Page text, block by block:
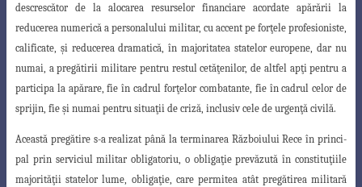
descrescător de la alocarea resurselor financiare acordate apărării la
reducerea numerică a personalului militar, cu accent pe forţele profesioniste,
calificate, şi reducerea dramatică, în majoritatea statelor europene, dar nu
numai, a pregătirii militare pentru restul cetăţenilor, de altfel apţi pentru a
participa la apărare, fie în cadrul forţelor combatante, fie în cadrul celor de
sprijin, fie şi numai pentru situaţii de criză, inclusiv cele de urgenţă civilă.
Această pregătire s-a realizat până la terminarea Războiului Rece în princi-
pal prin serviciul militar obligatoriu, o obligaţie prevăzută în constituţiile
majorităţii statelor lume, obligaţie, care permitea atât pregătirea militară